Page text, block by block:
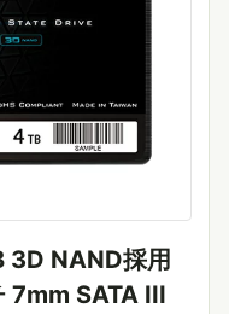
3D NAND採用
7mm SATA III